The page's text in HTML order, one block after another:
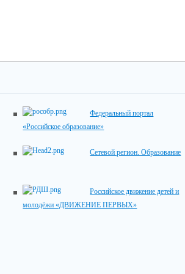
Федеральный портал
«Российское образование»
Сетевой регион. Образование
Российское движение детей и
молодёжи «ДВИЖЕНИЕ ПЕРВЫХ»